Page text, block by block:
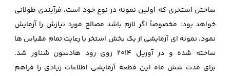
ساختن استخری که اولین نمونه در نوع خود است، فرآیندی طولانی
خواهد بود؛ مخصوصاً اگر لازم باشد مصالح مورد نیازش را آزمایش
نمود. نمونه ای آزمایشی از یک بخش استخر با رعایت تمام مقیاس ها
ساخته شده و در آوریل 2014 روی رود هادسون شناور شد.
برای مدت شش ماه این قطعه آزمایشی اطلاعات زیادی را فراهم